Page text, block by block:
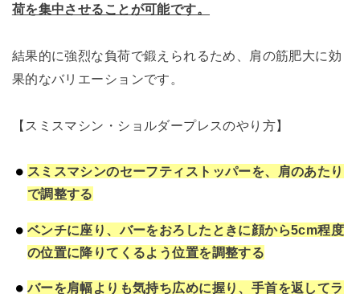
荷を集中させることが可能です。
結果的に強烈な負荷で鍛えられるため、肩の筋肥大に効
果的なバリエーションです。
【スミスマシン・ショルダープレスのやり方】
スミスマシンのセーフティストッパーを、肩のあたり
で調整する
ベンチに座り、バーをおろしたときに顔から5cm程度
の位置に降りてくるよう位置を調整する
バーを肩幅よりも気持ち広めに握り、手首を返してラ